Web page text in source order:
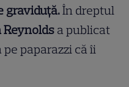
graviduță.În dreptul
Reynolds a publicat
paparazzi că îi